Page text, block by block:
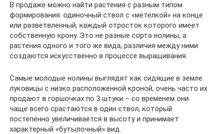
В продаже можно найти растения с разным типом
формирования: одиночный ствол с «метелкой» на конце
или разветвленный, каждый отросток которого имеет
собственную крону. Это не разные сорта нолины, а
растения одного и того же вида, различия между ними
создаются искусственно в процессе выращивания.
Самые молодые нолины выглядят как сидящие в земле
луковицы с низко расположенной кроной, очень часто их
продают в горшочках по 3 штуки – со временем они
чаще всего срастаются в один ствол, который
постепенно увеличивается в высоту и принимает
характерный «бутылочный» вид.